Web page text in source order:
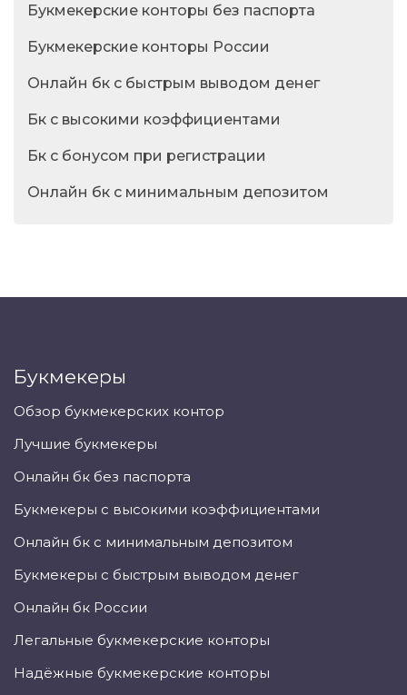
Букмекерские конторы без паспорта
Букмекерские конторы России
Онлайн бк с быстрым выводом денег
Бк с высокими коэффициентами
Бк с бонусом при регистрации
Онлайн бк с минимальным депозитом
Букмекеры
Обзор букмекерских контор
Лучшие букмекеры
Онлайн бк без паспорта
Букмекеры с высокими коэффициентами
Онлайн бк с минимальным депозитом
Букмекеры с быстрым выводом денег
Онлайн бк России
Легальные букмекерские конторы
Надёжные букмекерские конторы